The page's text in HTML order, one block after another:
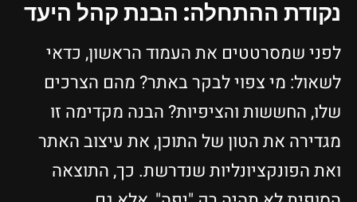
נקודת ההתחלה: הבנת קהל היעד
לפני שמסרטטים את העמוד הראשון, כדאי
לשאול: מי צפוי לבקר באתר? מהם הצרכים
שלו, החששות והציפיות? הבנה מקדימה זו
מגדירה את הטון של התוכן, את עיצוב האתר
ואת הפונקציונליות שנדרשת. כך, התוצאה